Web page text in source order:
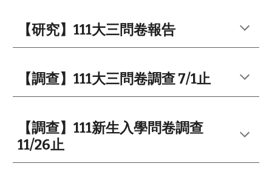
【研究】111大三問卷報告
【調查】111大三問卷調查7/1止
【調查】111新生入學問卷調查
11/26止